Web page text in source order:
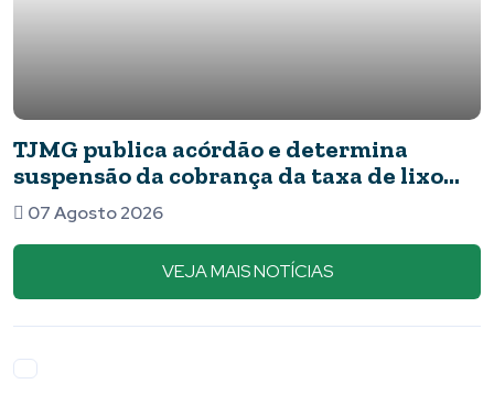
e determina
da taxa de lixo
Novos detalhes do
apresentavam
VEJA MAIS NOTÍCIAS